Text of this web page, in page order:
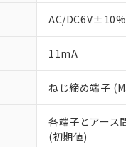
AC/DC6V±10%
11mA
ねじ締め端子
各端子とアー
(初期値)
のであり、
い。
正式な納期
当社販売員
オムロン制御
在庫状況お
マイパーツ
ている必要が
ル（DBP） 1000ppm
但し、RoHS指令で産
フタル酸エステル類の
※2 対応予定月
部品在庫の切り
*中国RoHS10物質の基
Pb(鉛) :1000ppm、
Cr(Ⅵ)(六価クロム) :
DBP(フタル酸ジブチル
※2 環境保護使
「ｅ」：有害物
「10」：通常の
ます。
当社は貴社
置等に一切使
当社は、貴
また当社は
○ 一定数
△ 一定数
－
在庫な
機器販売